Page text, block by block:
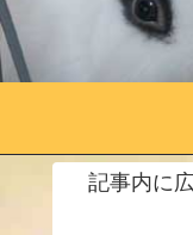
記事内に